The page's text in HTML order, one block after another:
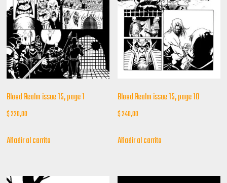
Blood Realm issue 15, page 1
$220,00
Añadir al carrito
Blood Realm issue 15, page 10
$240,00
Añadir al carrito